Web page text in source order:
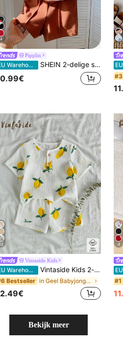
4
Pipplin
EU Warehouse SHEIN 2-delige set voor babyjongens: schattig gebreid zomertopje met strepen, korte mouwen en shortje met elastische taille.
Vintaside Kids
EU Warehouse Vintaside Kids 2-delige set met schattige watermeloenprint, T-shirt met korte mouwen en shorts voor babyjongens, casual
Bestseller in Geel Babyjongenssets
4
#1
Bekijk meer